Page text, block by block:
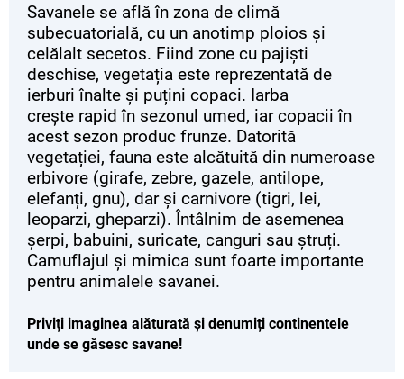
Savanele se află în zona de climă
subecuatorială, cu un anotimp ploios și
celălalt secetos. Fiind zone cu pajiști
deschise, vegetația este reprezentată de
ierburi înalte și puțini copaci. Iarba
crește rapid în sezonul umed, iar copacii în
acest sezon produc frunze. Datorită
vegetației, fauna este alcătuită din numeroase
erbivore (girafe, zebre, gazele, antilope,
elefanți, gnu), dar și carnivore (tigri, lei,
leoparzi, gheparzi). Întâlnim de asemenea
șerpi, babuini, suricate, canguri sau ștruți.
Camuflajul și mimica sunt foarte importante
pentru animalele savanei.
Priviți imaginea alăturată și denumiți continentele
unde se găsesc savane!